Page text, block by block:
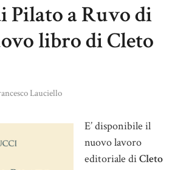
Pilato a Ruvo di
libro di Cleto
Lauciello
E’ disponibile il
nuovo lavoro
editoriale diCleto